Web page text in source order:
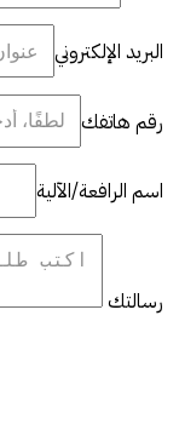
البريد الإلكتروني
رقم هاتفك
اسم الرافعة/الآلية
رسالتك